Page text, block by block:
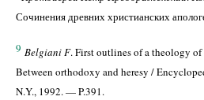
Сочинения древних христианских
9 Belgiani F. First outlines of a theology
Between orthodoxy and heresy /
N.Y., 1992. — P.391.